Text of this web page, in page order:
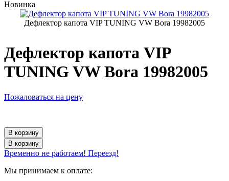
Новинка
Дефлектор капота VIP TUNING VW Bora 19982005
Дефлектор капота VIP
TUNING VW Bora 19982005
Пожаловаться на цену
В корзину
В корзину
Временно не работаем! Переезд!
Мы принимаем к оплате: